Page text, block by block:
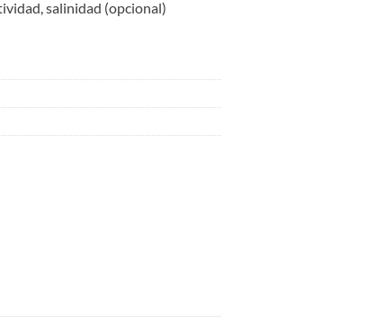
salinidad (opcional)